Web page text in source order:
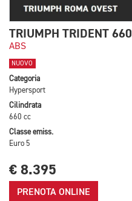
TRIUMPH TRIDENT 660
ABS
NUOVO
Categoria
Hypersport
Cilindrata
660 cc
Classe emiss.
Euro 5
€ 8.395
PRENOTA ONLINE